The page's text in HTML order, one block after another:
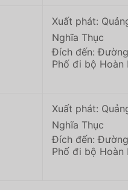
Xuất phát:
Nghĩa Thục
Đích đến:
Phố đi bộ Hoàn
Xuất phát:
Nghĩa Thục
Đích đến:
Phố đi bộ Hoàn